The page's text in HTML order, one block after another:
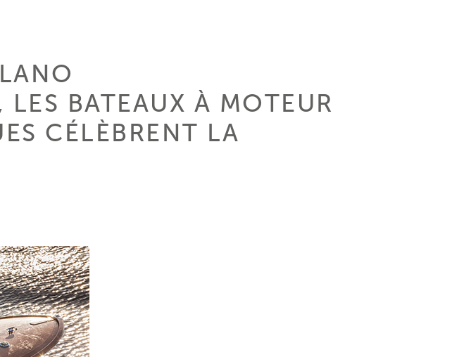
BATEAUX À MOTEUR
CÉLÈBRENT LA